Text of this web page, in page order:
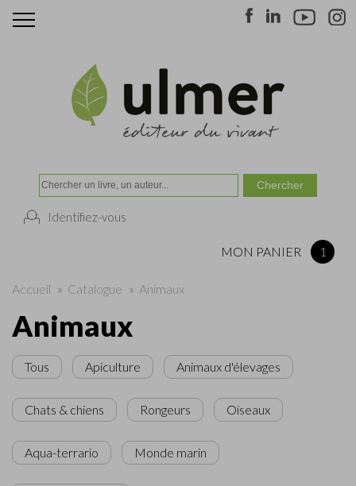
Identifiez-vous
MON PANIER 1
Accueil » Catalogue » Animaux
Animaux
Tous Apiculture Animaux d'élevages
Chats & chiens Rongeurs Oiseaux
Aqua-terrario Monde marin